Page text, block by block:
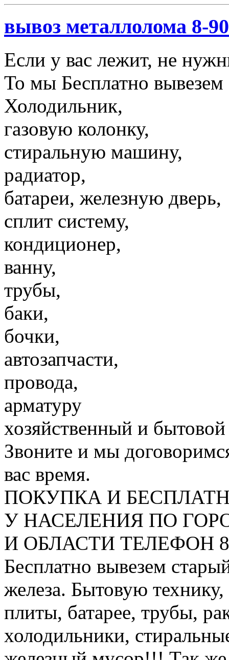
вывоз металлолома 8-
Если у вас лежит, не
То мы Бесплатно
Холодильник,
газовую колонку,
стиральную машину,
радиатор,
батареи, железную дверь,
сплит систему,
кондиционер,
ванну,
трубы,
баки,
бочки,
автозапчасти,
провода,
арматуру
хозяйственный и
Звоните и мы
вас время.
ПОКУПКА И
У НАСЕЛЕНИЯ ПО
И ОБЛАСТИ ТЕЛЕФОН 8
Бесплатно вывезем
железа. Бытовую
плиты, батарее, трубы,
холодильники,